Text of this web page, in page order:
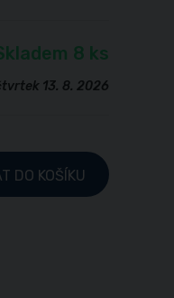
8 ks
13. 8. 2026
DO KOŠÍKU